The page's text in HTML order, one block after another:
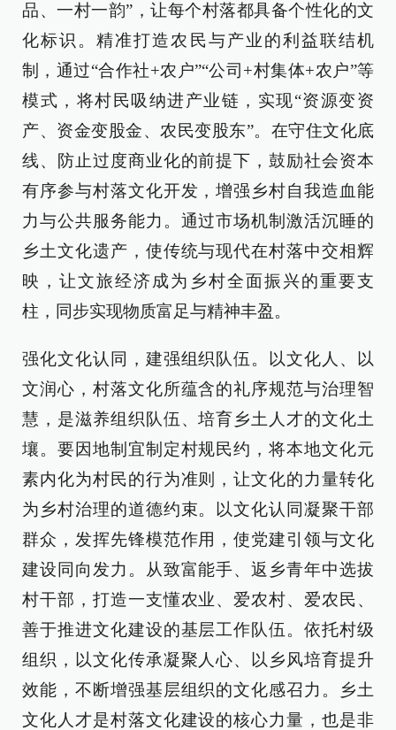
品、一村一韵”，让每个村落都具备个性化的文
化标识。精准打造农民与产业的利益联结机
制，通过“合作社+农户”“公司+村集体+农户”等
模式，将村民吸纳进产业链，实现“资源变资
产、资金变股金、农民变股东”。在守住文化底
线、防止过度商业化的前提下，鼓励社会资本
有序参与村落文化开发，增强乡村自我造血能
力与公共服务能力。通过市场机制激活沉睡的
乡土文化遗产，使传统与现代在村落中交相辉
映，让文旅经济成为乡村全面振兴的重要支
柱，同步实现物质富足与精神丰盈。
强化文化认同，建强组织队伍。以文化人、以
文润心，村落文化所蕴含的礼序规范与治理智
慧，是滋养组织队伍、培育乡土人才的文化土
壤。要因地制宜制定村规民约，将本地文化元
素内化为村民的行为准则，让文化的力量转化
为乡村治理的道德约束。以文化认同凝聚干部
群众，发挥先锋模范作用，使党建引领与文化
建设同向发力。从致富能手、返乡青年中选拔
村干部，打造一支懂农业、爱农村、爱农民、
善于推进文化建设的基层工作队伍。依托村级
组织，以文化传承凝聚人心、以乡风培育提升
效能，不断增强基层组织的文化感召力。乡土
文化人才是村落文化建设的核心力量，也是非